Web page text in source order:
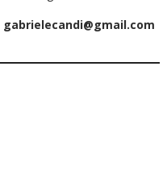
gabrielecandi@gmail.com